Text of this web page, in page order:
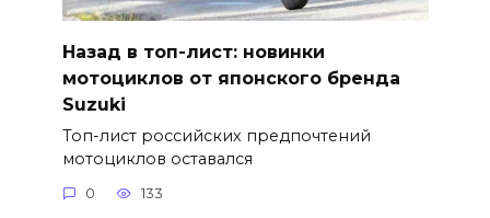
Назад в топ-лист: новинки
мотоциклов от японского бренда
Suzuki
Топ-лист российских предпочтений
мотоциклов оставался
0 133